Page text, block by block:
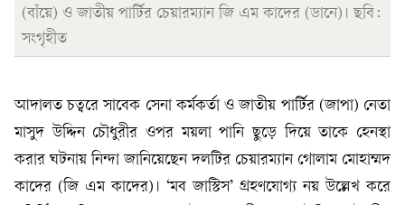
(বাঁয়ে) ও জাতীয় পার্টির চেয়ারম্যান জি এম কাদের (ডানে)। ছবি:
সংগৃহীত
আদালত চত্বরে সাবেক সেনা কর্মকর্তা ও জাতীয় পার্টির (জাপা) নেতা
মাসুদ উদ্দিন চৌধুরীর ওপর ময়লা পানি ছুড়ে দিয়ে তাকে হেনস্থা
করার ঘটনায় নিন্দা জানিয়েছেন দলটির চেয়ারম্যান গোলাম মোহাম্মদ
কাদের (জি এম কাদের)। ‘মব জাস্টিস’ গ্রহণযোগ্য নয় উল্লেখ করে